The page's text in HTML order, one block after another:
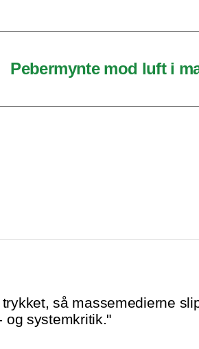
Pebermynte mod luft i
så massemedierne
og systemkritik."